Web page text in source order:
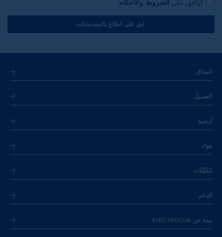
أوافق على الشروط والأحكام
ابق على اطلاع بالمستجدات
المذاق
الغسيل
أرضية
هواء
مُكَمِّلات
الدعم
نبذة عن ELECTROLUX